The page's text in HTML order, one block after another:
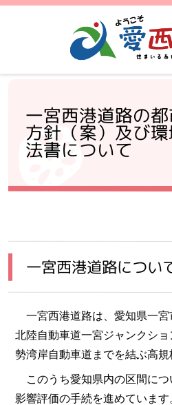
一宮西港道路の
方針（案）及び
法書について
一宮西港道路につい
一宮西港道路は、愛知県一宮
北陸自動車道一宮ジャンクシ
勢湾岸自動車道までを結ぶ高規
このうち愛知県内の区間につ
影響評価の手続を進めていま